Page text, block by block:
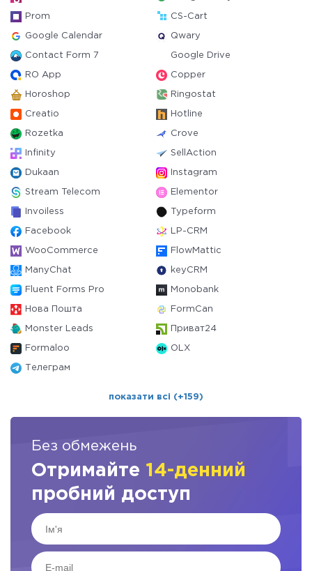
Prom CS-Cart
Google Calendar Qwary
Contact Form 7 Google Drive
RO App Copper
Horoshop Ringostat
Creatio Hotline
Rozetka Crove
Infinity SellAction
Dukaan Instagram
Stream Telecom Elementor
Invoiless Typeform
Facebook LP-CRM
WooCommerce FlowMattic
ManyChat keyCRM
Fluent Forms Pro Monobank
Нова Пошта FormCan
Monster Leads Приват24
Formaloo OLX
Телеграм
показати всі (+159)
Без обмежень
Отримайте 14-денний
пробний доступ